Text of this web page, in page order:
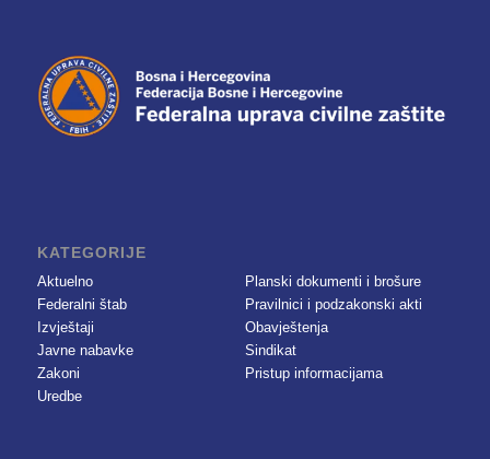
KATEGORIJE
Aktuelno
Federalni štab
Izvještaji
Javne nabavke
Zakoni
Uredbe
Planski dokumenti i brošure
Pravilnici i podzakonski akti
Obavještenja
Sindikat
Pristup informacijama